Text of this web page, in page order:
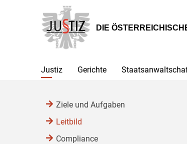
Hauptnavigation
[1]
Inhalt
[2]
Untermenü
[3]
DIE
Justiz Gerichte
Ziele und Aufgaben
Leitbild
Compliance